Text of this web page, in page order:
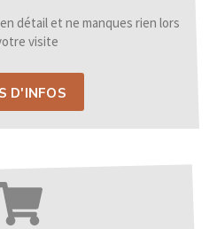
détail et ne manques rien lors
visite
D'INFOS